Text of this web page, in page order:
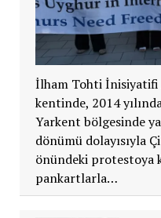
İlham Tohti İnisiyatifi
kentinde, 2014
Yarkent bölgesinde
dönümü dolayısıyla
önündeki protestoya
pankartlarla…